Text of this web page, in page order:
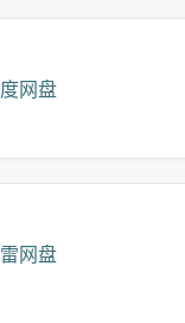
网盘
网盘